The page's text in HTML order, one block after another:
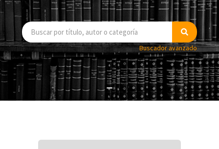
Buscador avanzado